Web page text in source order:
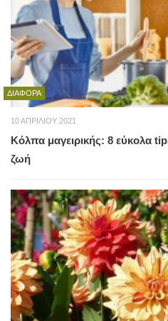
ΔΙΆΦΟΡΑ
10 ΑΠΡΙΛΊΟΥ 2021
Κόλπα μαγειρικής: 8 εύκολα
ζωή